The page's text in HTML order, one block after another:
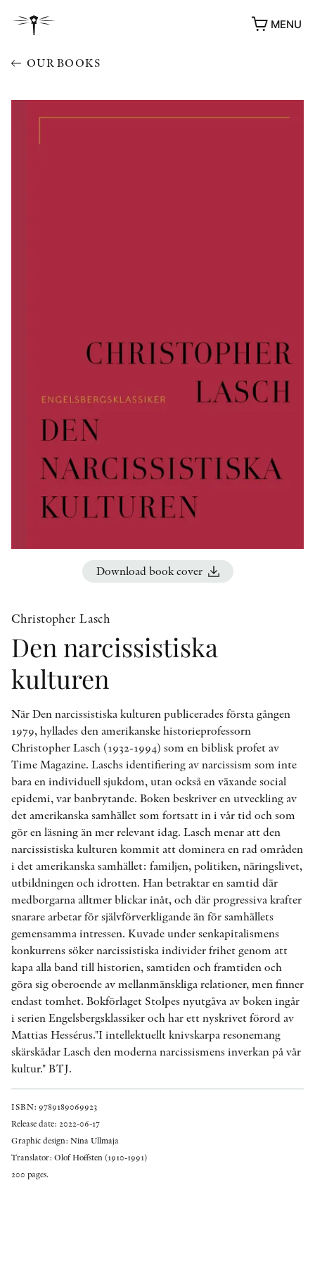
MENU
OUR BOOKS
Download book cover
Christopher Lasch
Den narcissistiska
kulturen
När Den narcissistiska kulturen publicerades första gången
1979, hyllades den amerikanske historieprofessorn
Christopher Lasch (1932-1994) som en biblisk profet av
Time Magazine. Laschs identifiering av narcissism som inte
bara en individuell sjukdom, utan också en växande social
epidemi, var banbrytande. Boken beskriver en utveckling av
det amerikanska samhället som fortsatt in i vår tid och som
gör en läsning än mer relevant idag. Lasch menar att den
narcissistiska kulturen kommit att dominera en rad områden
i det amerikanska samhället: familjen, politiken, näringslivet,
utbildningen och idrotten. Han betraktar en samtid där
medborgarna alltmer blickar inåt, och där progressiva krafter
snarare arbetar för självförverkligande än för samhällets
gemensamma intressen. Kuvade under senkapitalismens
konkurrens söker narcissistiska individer frihet genom att
kapa alla band till historien, samtiden och framtiden och
göra sig oberoende av mellanmänskliga relationer, men finner
endast tomhet. Bokförlaget Stolpes nyutgåva av boken ingår
i serien Engelsbergsklassiker och har ett nyskrivet förord av
Mattias Hessérus."I intellektuellt knivskarpa resonemang
skärskådar Lasch den moderna narcissismens inverkan på vår
kultur." BTJ.
ISBN: 9789189069923
Release date: 2022-06-17
Graphic design: Nina Ullmaja
Translator: Olof Hoffsten (1910-1991)
200 pages.